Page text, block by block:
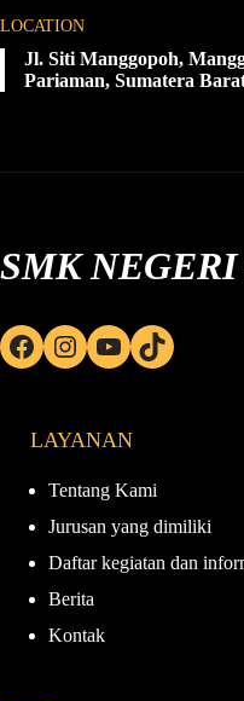
LOCATION
Jl. Siti Manggopoh,
Pariaman, Sumatera
SMK
Facebook Instagram YouTube TikTok
LAYANAN
Tentang Kami
Jurusan yang dimiliki
Daftar kegiatan dan
Berita
Kontak